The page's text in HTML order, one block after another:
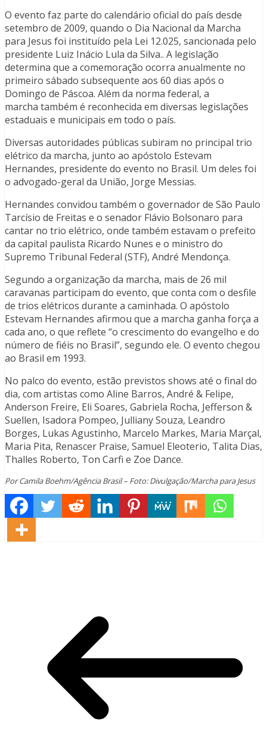
O evento faz parte do calendário oficial do país desde
setembro de 2009, quando o Dia Nacional da Marcha
para Jesus foi instituído pela Lei 12.025, sancionada pelo
presidente Luiz Inácio Lula da Silva.. A legislação
determina que a comemoração ocorra anualmente no
primeiro sábado subsequente aos 60 dias após o
Domingo de Páscoa. Além da norma federal, a
marcha também é reconhecida em diversas legislações
estaduais e municipais em todo o país.
Diversas autoridades públicas subiram no principal trio
elétrico da marcha, junto ao apóstolo Estevam
Hernandes, presidente do evento no Brasil. Um deles foi
o advogado-geral da União, Jorge Messias.
Hernandes convidou também o governador de São Paulo
Tarcísio de Freitas e o senador Flávio Bolsonaro para
cantar no trio elétrico, onde também estavam o prefeito
da capital paulista Ricardo Nunes e o ministro do
Supremo Tribunal Federal (STF), André Mendonça.
Segundo a organização da marcha, mais de 26 mil
caravanas participam do evento, que conta com o desfile
de trios elétricos durante a caminhada. O apóstolo
Estevam Hernandes afirmou que a marcha ganha força a
cada ano, o que reflete “o crescimento do evangelho e do
número de fiéis no Brasil”, segundo ele. O evento chegou
ao Brasil em 1993.
No palco do evento, estão previstos shows até o final do
dia, com artistas como Aline Barros, André & Felipe,
Anderson Freire, Eli Soares, Gabriela Rocha, Jefferson &
Suellen, Isadora Pompeo, Julliany Souza, Leandro
Borges, Lukas Agustinho, Marcelo Markes, Maria Marçal,
Maria Pita, Renascer Praise, Samuel Eleoterio, Talita Dias,
Thalles Roberto, Ton Carfi e Zoe Dance.
Por Camila Boehm/Agência Brasil – Foto: Divulgação/Marcha para Jesus